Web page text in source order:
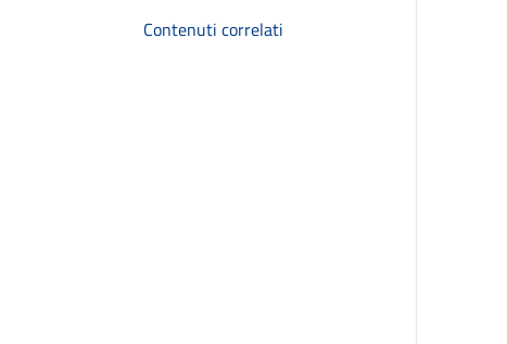
Contenuti correlati